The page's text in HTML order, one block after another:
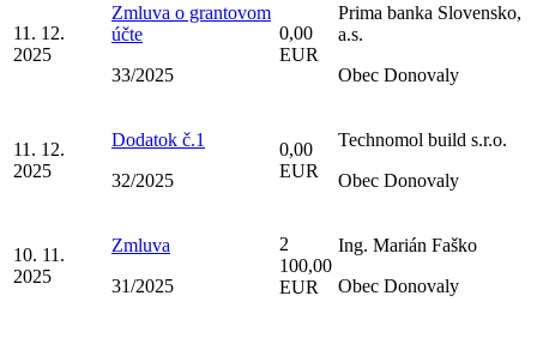
11. 12.
2025
Zmluva o grantovom
účte
33/2025
0,00
EUR
Prima banka Slovensko,
a.s.
Obec Donovaly
11. 12.
2025
Dodatok č.1
32/2025
0,00
EUR
Technomol build s.r.o.
Obec Donovaly
10. 11.
2025
Zmluva
31/2025
2
100,00
EUR
Ing. Marián Faško
Obec Donovaly